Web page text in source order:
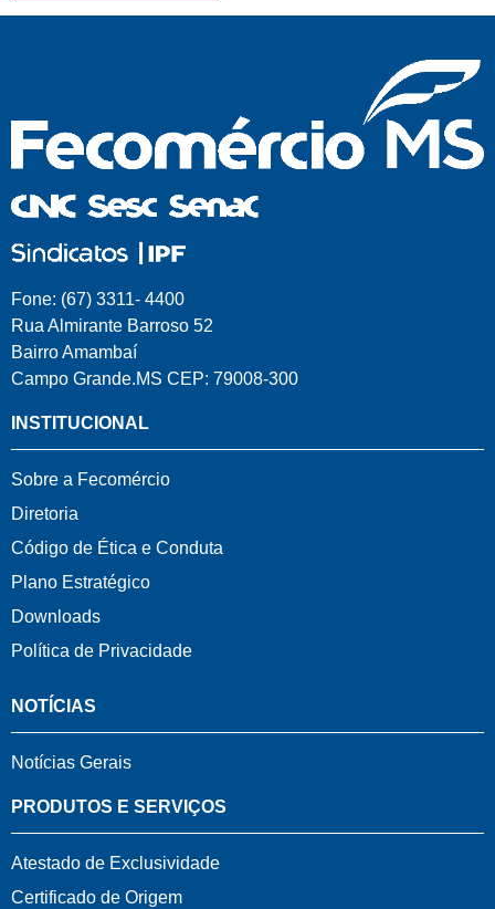
Fone: (67) 3311- 4400
Rua Almirante Barroso 52
Bairro Amambaí
Campo Grande.MS CEP: 79008-300
INSTITUCIONAL
Sobre a Fecomércio
Diretoria
Código de Ética e Conduta
Plano Estratégico
Downloads
Política de Privacidade
NOTÍCIAS
Notícias Gerais
PRODUTOS E SERVIÇOS
Atestado de Exclusividade
Certificado de Origem